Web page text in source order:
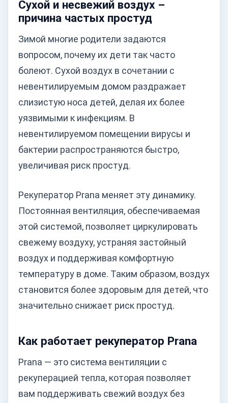
Сухой и несвежий воздух –
причина частых простуд
Зимой многие родители задаются
вопросом, почему их дети так часто
болеют. Сухой воздух в сочетании с
невентилируемым домом раздражает
слизистую носа детей, делая их более
уязвимыми к инфекциям. В
невентилируемом помещении вирусы и
бактерии распространяются быстро,
увеличивая риск простуд.
Рекуператор Prana меняет эту динамику.
Постоянная вентиляция, обеспечиваемая
этой системой, позволяет циркулировать
свежему воздуху, устраняя застойный
воздух и поддерживая комфортную
температуру в доме. Таким образом, воздух
становится более здоровым для детей, что
значительно снижает риск простуд.
Как работает рекуператор Prana
Prana — это система вентиляции с
рекуперацией тепла, которая позволяет
вам поддерживать свежий воздух без